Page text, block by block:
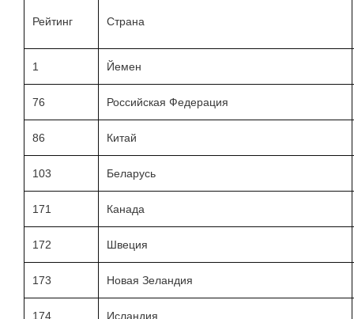
Рейтинг Страна
1 Йемен
76 Российская Федерация
86 Китай
103 Беларусь
171 Канада
172 Швеция
173 Новая Зеландия
174 Исландия